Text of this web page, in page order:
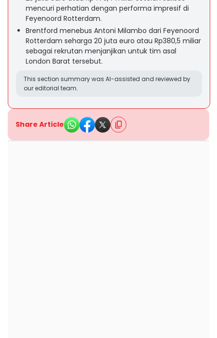
mencuri perhatian dengan performa impresif di
Feyenoord Rotterdam.
Brentford menebus Antoni Milambo dari Feyenoord
Rotterdam seharga 20 juta euro atau Rp380,5 miliar
sebagai rekrutan menjanjikan untuk tim asal
London Barat tersebut.
This section summary was AI-assisted and reviewed by
our editorial team.
Share Article